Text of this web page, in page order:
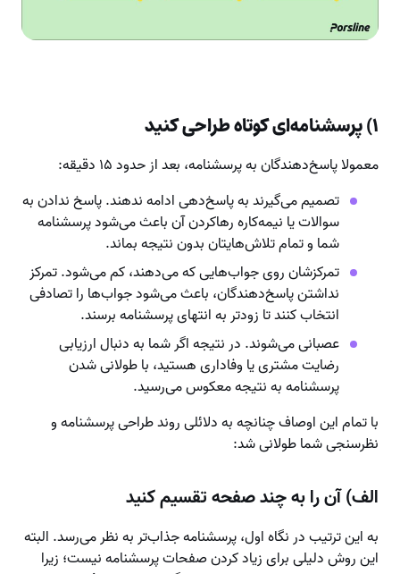
۱) پرسشنامه‌ای کوتاه طراحی کنید
معمولا پاسخ‌دهندگان به پرسشنامه، بعد از حدود ۱۵ دقیقه:
تصمیم می‌گیرند به پاسخ‌دهی ادامه ندهند. پاسخ ندادن به
سوالات یا نیمه‎‌کاره رهاکردن آن باعث می‌شود پرسشنامه
شما و تمام تلاش‌هایتان بدون نتیجه بماند.
تمرکزشان روی جواب‌هایی که می‌دهند، کم می‌شود. تمرکز
نداشتن پاسخ‌دهندگان، باعث می‌شود جواب‌ها را تصادفی
انتخاب ‌کنند تا زودتر به انتهای پرسشنامه برسند.
عصبانی می‌شوند. در نتیجه اگر شما به دنبال ارزیابی
رضایت مشتری یا وفاداری هستید، با طولانی شدن
پرسشنامه به نتیجه‌ معکوس می‌رسید.
با تمام این اوصاف چنانچه به دلائلی روند طراحی پرسشنامه و
نظرسنجی شما طولانی شد:
الف) آن را به چند صفحه تقسیم کنید
به این ترتیب در نگاه اول، پرسشنامه جذاب‌تر به نظر می‌رسد. البته
این روش دلیلی برای زیاد کردن صفحات پرسشنامه نیست؛ زیرا